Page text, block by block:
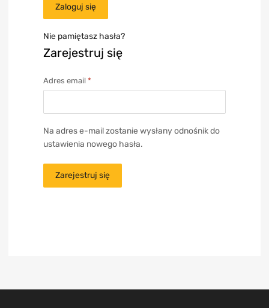
Zaloguj się
Nie pamiętasz hasła?
Zarejestruj się
Adres email *
Na adres e-mail zostanie wysłany odnośnik do
ustawienia nowego hasła.
Zarejestruj się